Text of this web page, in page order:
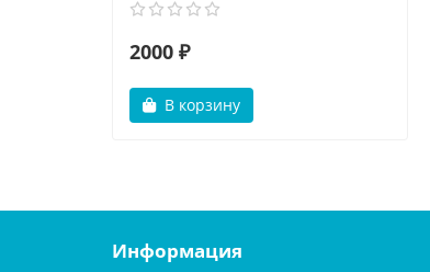
2000 ₽
В корзину
Информация